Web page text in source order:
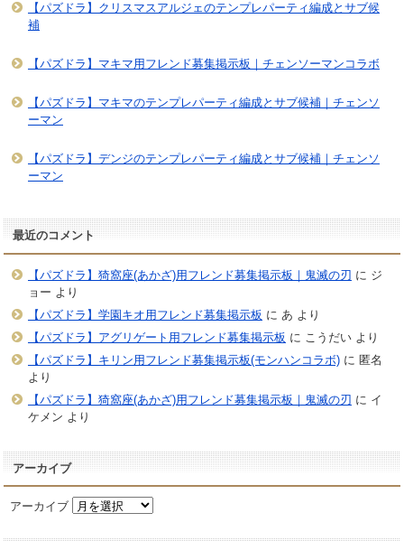
【パズドラ】クリスマスアルジェのテンプレパーティ編成とサブ候
補
【パズドラ】マキマ用フレンド募集掲示板｜チェンソーマンコラボ
【パズドラ】マキマのテンプレパーティ編成とサブ候補｜チェンソ
ーマン
【パズドラ】デンジのテンプレパーティ編成とサブ候補｜チェンソ
ーマン
最近のコメント
【パズドラ】猗窩座(あかざ)用フレンド募集掲示板｜鬼滅の刃 に ジ
ョー より
【パズドラ】学園キオ用フレンド募集掲示板 に あ より
【パズドラ】アグリゲート用フレンド募集掲示板 に こうだいより
【パズドラ】キリン用フレンド募集掲示板(モンハンコラボ)に 匿名
より
【パズドラ】猗窩座(あかざ)用フレンド募集掲示板｜鬼滅の刃 に イ
ケメン より
アーカイブ
アーカイブ